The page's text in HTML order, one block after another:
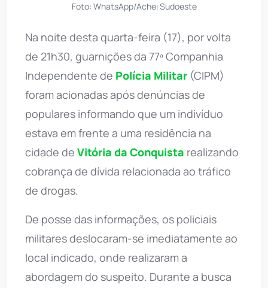
Foto: WhatsApp/Achei Sudoeste
Na noite desta quarta-feira (17), por volta
de 21h30, guarnições da 77ª Companhia
Independente de Polícia Militar (CIPM)
foram acionadas após denúncias de
populares informando que um indivíduo
estava em frente a uma residência na
cidade de Vitória da Conquista realizando
cobrança de dívida relacionada ao tráfico
de drogas.
De posse das informações, os policiais
militares deslocaram-se imediatamente ao
local indicado, onde realizaram a
abordagem do suspeito. Durante a busca